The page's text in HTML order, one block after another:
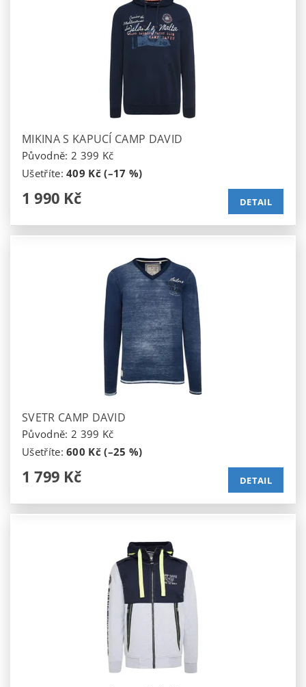
MIKINA S KAPUCÍ CAMP DAVID
Původně: 2 399 Kč
Ušetříte:409 Kč (–17 %)
1 990 Kč DETAIL
SVETR CAMP DAVID
Původně: 2 399 Kč
Ušetříte:600 Kč (–25 %)
1 799 Kč DETAIL